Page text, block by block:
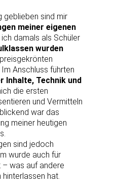
geblieben sind mir
meiner eigenen
ich damals als Schüler
wurden
Anschluss führten
Inhalte, Technik und
die ersten
und Vermitteln
war das
meiner heutigen
sind jedoch
wurde auch für
– was auf andere
hat.